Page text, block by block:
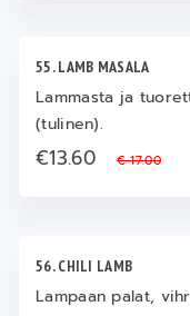
55. LAMB MASALA
Lammasta ja
(tulinen).
€13.60€ 17.00
56. CHILI LAMB
Lampaan palat,